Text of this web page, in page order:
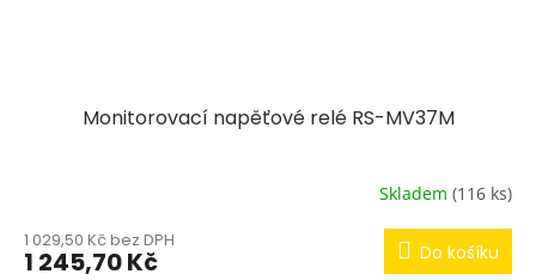
Monitorovací napěťové relé RS-MV37M
Skladem (116 ks)
1 029,50 Kč bez DPH
1 245,70 Kč Do košíku